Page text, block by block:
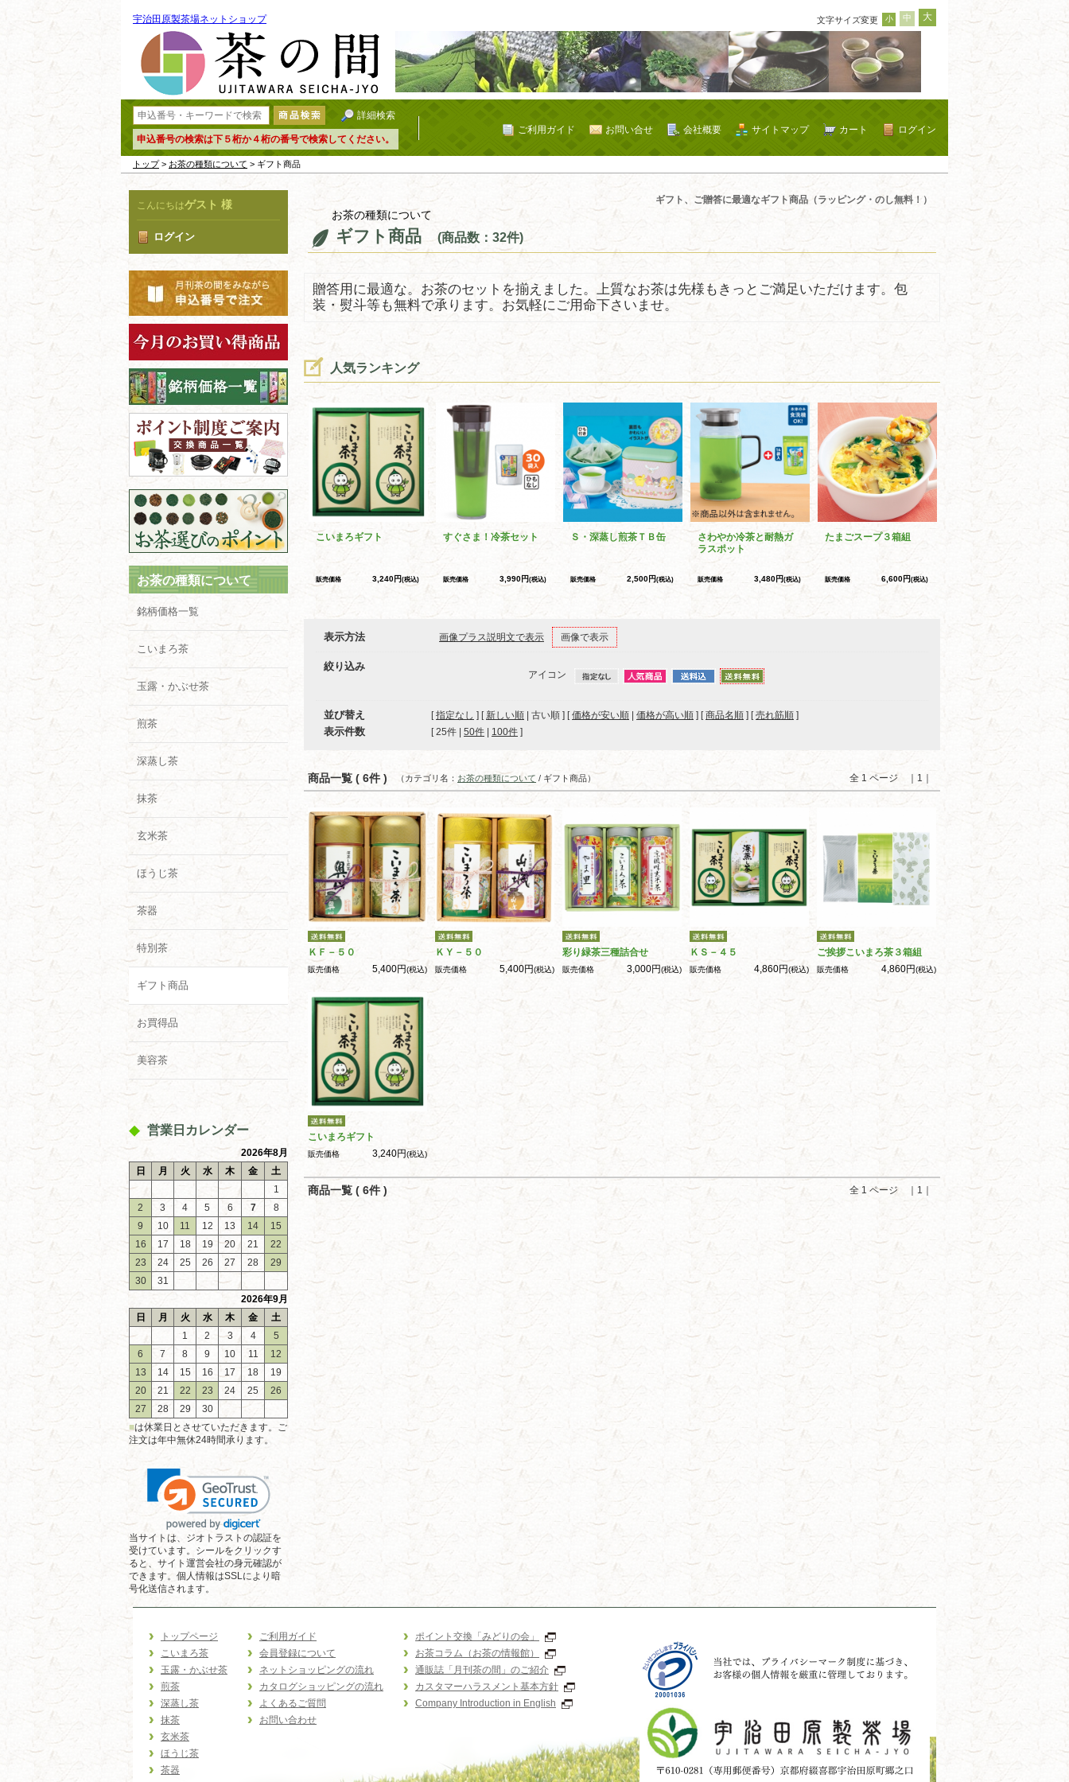
宇治田原製茶場ネットショップ 文字サイズ変更 小 中 大
詳細検索
申込番号の検索は下５桁か４桁の番号で検索してください。
ログイン
カート
サイトマップ
会社概要
お問い合せ
ご利用ガイド
トップ> お茶の種類について > ギフト商品
こんにちはゲスト 様
ログイン
お茶の種類について
銘柄価格一覧
こいまろ茶
玉露・かぶせ茶
煎茶
深蒸し茶
抹茶
玄米茶
ほうじ茶
茶器
特別茶
ギフト商品
お買得品
美容茶
営業日カレンダー
2026年8月
日
月 火 水 木 金
土
1
2
3 4 5 6 7
8
9
10 11 12 13 14
15
16
17 18 19 20 21
22
23
24 25 26 27 28
29
30
31
2026年9月
日
月 火 水 木 金
土
1
2 3 4
5
6
7 8 9 10 11
12
13
14 15 16 17 18
19
20
21 22 23 24 25
26
27
28 29
30
■は休業日とさせていただきます。ご
注文は年中無休24時間承ります。
当サイトは、ジオトラストの認証を
受けています。シールをクリックす
ると、サイト運営会社の身元確認が
できます。個人情報はSSLにより暗
号化送信されます。
ギフト、ご贈答に最適なギフト商品（ラッピング・のし無料！）
お茶の種類について
ギフト商品 (商品数：32件)
贈答用に最適な。お茶のセットを揃えました。上質なお茶は先様もきっとご満足いただけます。包
装・熨斗等も無料で承ります。お気軽にご用命下さいませ。
人気ランキング
こいまろギフト
販売価格 3,240円(税込)
すぐさま！冷茶セット
販売価格 3,990円(税込)
Ｓ・深蒸し煎茶ＴＢ缶
販売価格 2,500円(税込)
さわやか冷茶と耐熱ガ
ラスポット
販売価格 3,480円(税込)
たまごスープ３箱組
販売価格 6,600円(税込)
表示方法 画像プラス説明文で表示 画像で表示
絞り込み
アイコン
並び替え [指定なし ] [ 新しい順 | 古い順 ] [価格が安い順 価格が高い順 ] [商品名順 ] [売れ筋順 ]
表示件数 [ 25件 50件 100件 ]
商品一覧 ( 6件 ) 全 1 ページ ｜1｜
（カテゴリ名： お茶の種類について / ギフト商品）
ＫＦ－５０
販売価格 5,400円(税込)
ＫＹ－５０
販売価格 5,400円(税込)
彩り緑茶三種詰合せ
販売価格 3,000円(税込)
ＫＳ－４５
販売価格 4,860円(税込)
ご挨拶こいまろ茶３箱組
販売価格 4,860円(税込)
こいまろギフト
販売価格 3,240円(税込)
商品一覧 ( 6件 ) 全 1 ページ ｜1｜
トップページ
こいまろ茶
玉露・かぶせ茶
煎茶
深蒸し茶
抹茶
玄米茶
ほうじ茶
茶器
ご利用ガイド
会員登録について
ネットショッピングの流れ
カタログショッピングの流れ
よくあるご質問
お問い合わせ
ポイント交換「みどりの会」
お茶コラム（お茶の情報館）
通販誌「月刊茶の間」のご紹介
カスタマーハラスメント基本方針
Company Introduction in English